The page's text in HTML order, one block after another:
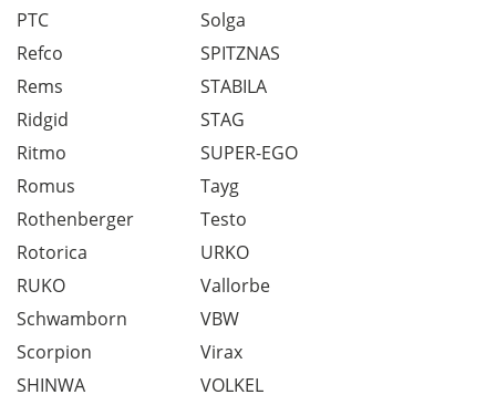
PTC
Refco
Rems
Ridgid
Ritmo
Romus
Rothenberger
Rotorica
RUKO
Schwamborn
Scorpion
SHINWA
Solga
SPITZNAS
STABILA
STAG
SUPER-EGO
Tayg
Testo
URKO
Vallorbe
VBW
Virax
VOLKEL